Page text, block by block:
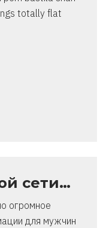
totally flat
сети…
огромное
для мужчин